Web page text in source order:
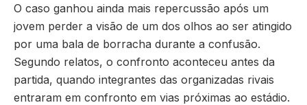
O caso ganhou ainda mais repercussão após um
jovem perder a visão de um dos olhos ao ser atingido
por uma bala de borracha durante a confusão.
Segundo relatos, o confronto aconteceu antes da
partida, quando integrantes das organizadas rivais
entraram em confronto em vias próximas ao estádio.